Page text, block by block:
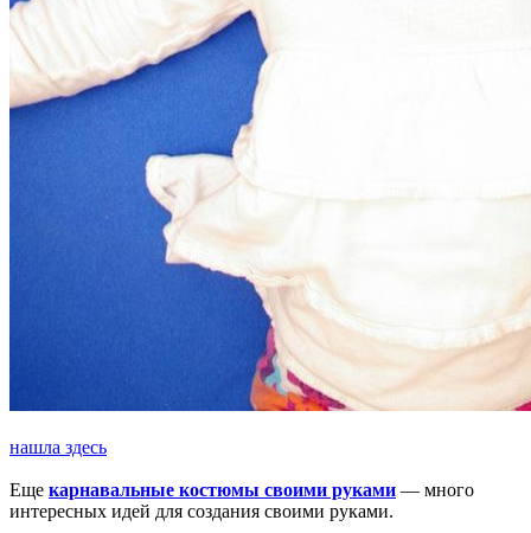
нашла здесь
Еще карнавальные костюмы своими руками — много
интересных идей для создания своими руками.